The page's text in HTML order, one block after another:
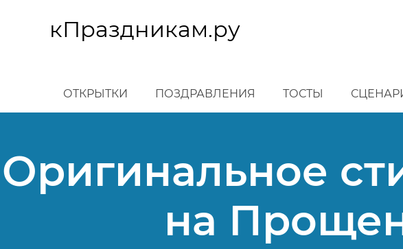
основномукПраздникам.ру
ОТКРЫТКИ ПОЗДРАВЛЕНИЯ ТОСТЫ
Оригинальное
на